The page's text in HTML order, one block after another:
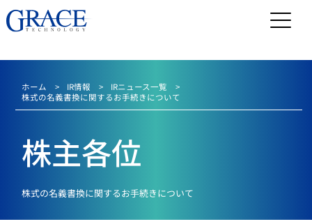
ホーム IR情報
IRニュース一覧
株式の名義書換に関するお手続きについて
株主各位
株式の名義書換に関するお手続きについて